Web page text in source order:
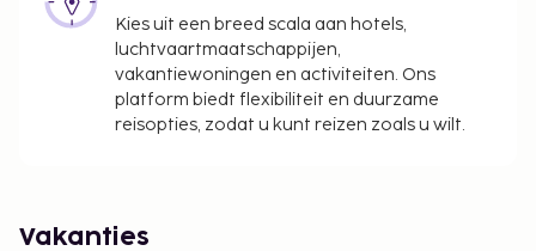
Kies uit een breed scala aan hotels,
luchtvaartmaatschappijen,
vakantiewoningen en activiteiten. Ons
platform biedt flexibiliteit en duurzame
reisopties, zodat u kunt reizen zoals u wilt.
Vakanties